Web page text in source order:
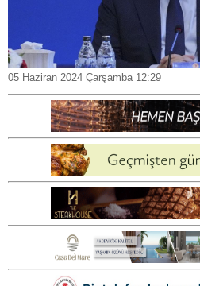
05 Haziran 2024 Çarşamba 12:29